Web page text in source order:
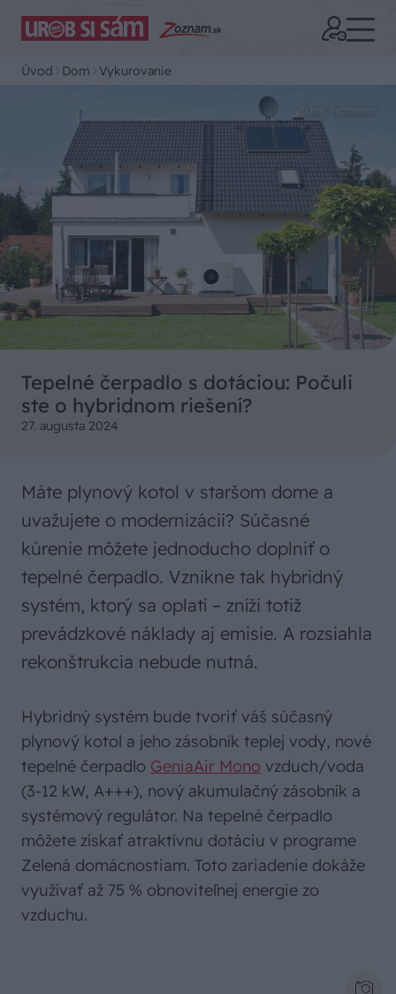
Úvod Dom Vykurovanie
Zdroj: Protherm
Tepelné čerpadlo s dotáciou: Počuli
ste o hybridnom riešení?
27. augusta 2024
Máte plynový kotol v staršom dome a
uvažujete o modernizácii? Súčasné
kúrenie môžete jednoducho doplniť o
tepelné čerpadlo. Vznikne tak hybridný
systém, ktorý sa oplatí – zníži totiž
prevádzkové náklady aj emisie. A rozsiahla
rekonštrukcia nebude nutná.
Hybridný systém bude tvoriť váš súčasný
plynový kotol a jeho zásobník teplej vody, nové
tepelné čerpadlo GeniaAir Mono vzduch/voda
(3-12 kW, A+++), nový akumulačný zásobník a
systémový regulátor. Na tepelné čerpadlo
môžete získať atraktívnu dotáciu v programe
Zelená domácnostiam. Toto zariadenie dokáže
využívať až 75 % obnoviteľnej energie zo
vzduchu.